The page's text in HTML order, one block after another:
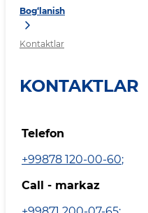
Bog‘lanish
Kontaktlar
KONTAKTLAR
Telefon
+99878 120-00-60;
Call - markaz